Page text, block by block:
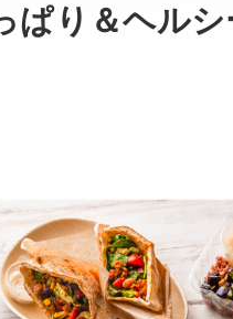
ぱり＆ヘル